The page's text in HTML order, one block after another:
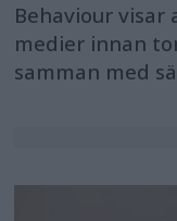
Behaviour visar
medier innan
samman med